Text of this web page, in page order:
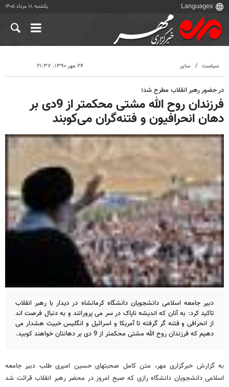
یکشنبه ۱۸ مرداد ۱۴۰۵
سیاست سایر ۲۴ مهر ۱۳۹۰، ۲۱:۳۷
در حضور رهبر انقلاب مطرح شد؛
فرزندان روح الله مشتی محکمتر از 9دی بر
دهان انحرافیون و فتنه‌گران می‌کوبند
دبیر جامعه اسلامی دانشجویان دانشگاه کرمانشاه در دیدار با رهبر انقلاب
تاکید کرد: به آنان که اندیشه ناپاک در سر می پرورانند و به دنبال فرصت اند
از انحرافی و فتنه گر گرفته تا آمریکا و اسرائیل و انگلیس خبیث هشدار می
دهیم که فرزندان روح الله مشتی محکمتر از 9 دی بر دهانتان خواهند کوبید.
به گزارش خبرگزاری مهر، متن کامل صحبتهای حسین امیری طلب دبیر جامعه
اسلامی دانشجویان دانشگاه رازی که صبح امروز در محضر رهبر انقلاب قرائت شد